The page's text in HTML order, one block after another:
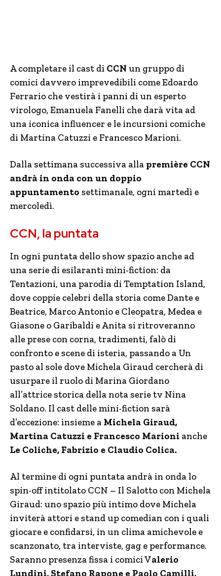
A completare il cast di CCN un gruppo di
comici davvero imprevedibili come Edoardo
Ferrario che vestirà i panni di un esperto
virologo, Emanuela Fanelli che darà vita ad
una iconica influencer e le incursioni comiche
di Martina Catuzzi e Francesco Marioni.
Dalla settimana successiva alla première CCN
andrà in onda con un doppio
appuntamento settimanale, ogni martedì e
mercoledì.
CCN, la puntata
In ogni puntata dello show spazio anche ad
una serie di esilaranti mini-fiction: da
Tentazioni, una parodia di Temptation Island,
dove coppie celebri della storia come Dante e
Beatrice, Marco Antonio e Cleopatra, Medea e
Giasone o Garibaldi e Anita si ritroveranno
alle prese con corna, tradimenti, falò di
confronto e scene di isteria, passando a Un
pasto al sole dove Michela Giraud cercherà di
usurpare il ruolo di Marina Giordano
all’attrice storica della nota serie tv Nina
Soldano. Il cast delle mini-fiction sarà
d’eccezione: insieme a Michela Giraud,
Martina Catuzzi e Francesco Marioni anche
Le Coliche, Fabrizio e Claudio Colica.
Al termine di ogni puntata andrà in onda lo
spin-off intitolato CCN – Il Salotto con Michela
Giraud: uno spazio più intimo dove Michela
inviterà attori e stand up comedian con i quali
giocare e confidarsi, in un clima amichevole e
scanzonato, tra interviste, gag e performance.
Saranno presenza fissa i comici Valerio
Lundini, Stefano Rapone e Paolo Camilli.